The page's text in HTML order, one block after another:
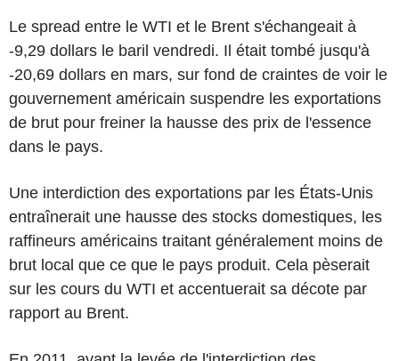
Le spread entre le WTI et le Brent s'échangeait à
-9,29 dollars le baril vendredi. Il était tombé jusqu'à
-20,69 dollars en mars, sur fond de craintes de voir le
gouvernement américain suspendre les exportations
de brut pour freiner la hausse des prix de l'essence
dans le pays.
Une interdiction des exportations par les États-Unis
entraînerait une hausse des stocks domestiques, les
raffineurs américains traitant généralement moins de
brut local que ce que le pays produit. Cela pèserait
sur les cours du WTI et accentuerait sa décote par
rapport au Brent.